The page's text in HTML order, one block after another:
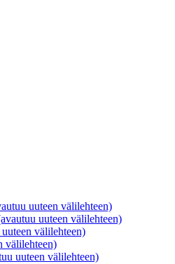
uuteen välilehteen)
uuteen välilehteen)
välilehteen)
välilehteen)
uuteen välilehteen)